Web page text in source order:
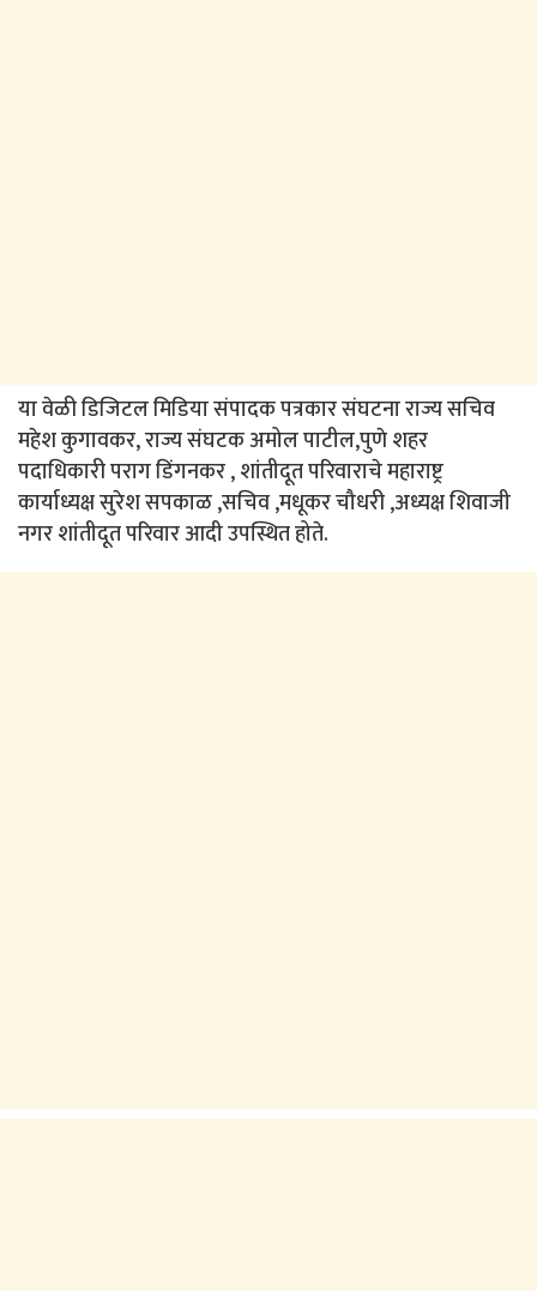
या वेळी डिजिटल मिडिया संपादक पत्रकार संघटना राज्य सचिव
महेश कुगावकर, राज्य संघटक अमोल पाटील,पुणे शहर
पदाधिकारी पराग डिंगनकर , शांतीदूत परिवाराचे महाराष्ट्र
कार्याध्यक्ष सुरेश सपकाळ ,सचिव ,मधूकर चौधरी ,अध्यक्ष शिवाजी
नगर शांतीदूत परिवार आदी उपस्थित होते.